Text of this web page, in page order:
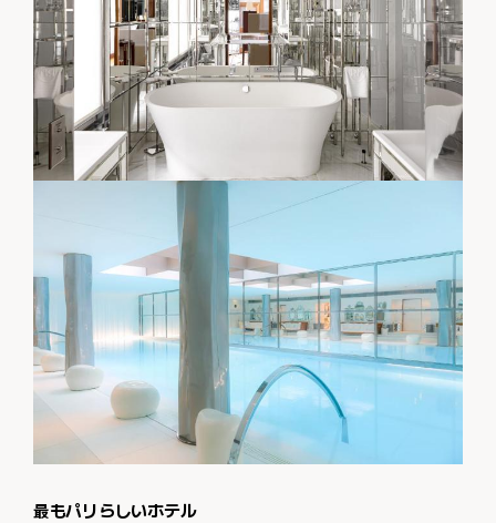
最もパリらしいホテル